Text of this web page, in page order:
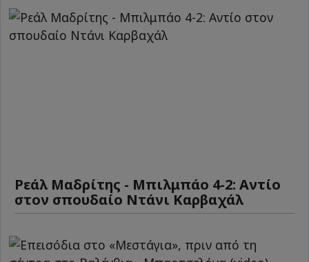
Ρεάλ Μαδρίτης - Μπιλμπάο 4-2: Αντίο
στον σπουδαίο Ντάνι Καρβαχάλ